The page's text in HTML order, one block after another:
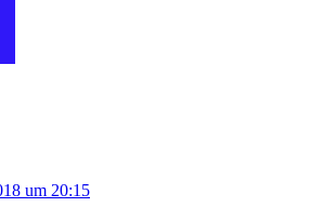
um 20:15